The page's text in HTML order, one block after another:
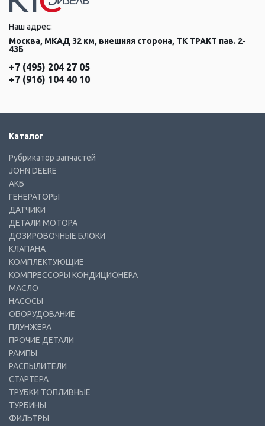
Наш адрес:
Москва, МКАД 32 км, внешняя сторона, ТК ТРАКТ пав. 2-
43Б
+7 (495) 204 27 05
+7 (916) 104 40 10
Каталог
Рубрикатор запчастей
JOHN DEERE
АКБ
ГЕНЕРАТОРЫ
ДАТЧИКИ
ДЕТАЛИ МОТОРА
ДОЗИРОВОЧНЫЕ БЛОКИ
КЛАПАНА
КОМПЛЕКТУЮЩИЕ
КОМПРЕССОРЫ КОНДИЦИОНЕРА
МАСЛО
НАСОСЫ
ОБОРУДОВАНИЕ
ПЛУНЖЕРА
ПРОЧИЕ ДЕТАЛИ
РАМПЫ
РАСПЫЛИТЕЛИ
СТАРТЕРА
ТРУБКИ ТОПЛИВНЫЕ
ТУРБИНЫ
ФИЛЬТРЫ